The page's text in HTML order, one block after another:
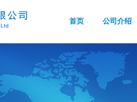
首页 公司介绍